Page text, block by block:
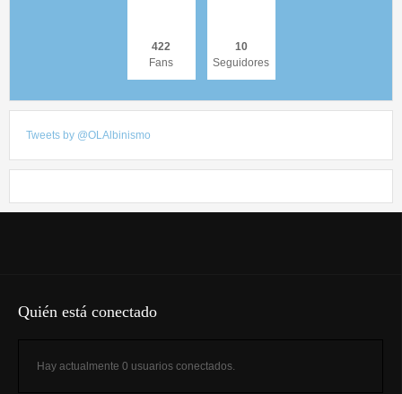
422
Fans
10
Seguidores
Tweets by @OLAlbinismo
Quién está conectado
Hay actualmente 0 usuarios conectados.